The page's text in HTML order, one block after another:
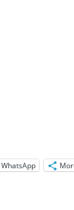
WhatsApp